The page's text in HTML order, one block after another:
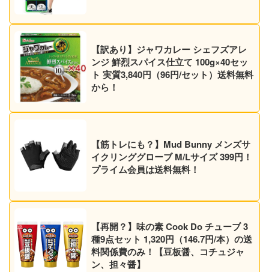
【訳あり】ジャワカレー シェフズアレ
ンジ 鮮烈スパイス仕立て 100g×40セッ
ト 実質3,840円（96円/セット）送料無料
から！
【筋トレにも？】Mud Bunny メンズサ
イクリンググローブ M/Lサイズ 399円！
プライム会員は送料無料！
【再開？】味の素 Cook Do チューブ 3
種9点セット 1,320円（146.7円/本）の送
料関係費のみ！【豆板醤、コチュジャ
ン、担々醤】